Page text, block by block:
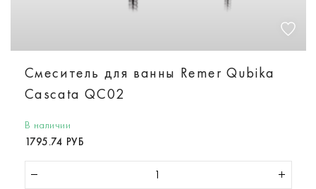
Смеситель для ванны Remer Qubika
Cascata QC02
В наличии
1795.74 РУБ